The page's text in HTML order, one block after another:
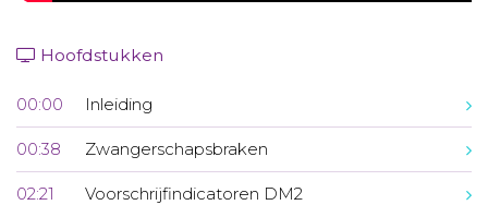
Hoofdstukken
00:00 Inleiding
00:38 Zwangerschapsbraken
02:21 Voorschrijfindicatoren DM2